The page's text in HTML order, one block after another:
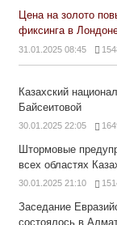
Цена на золото
фиксинга в
31.01.2025 08:45
Казахский
Байсеитовой
30.01.2025 22:05
Штормовые
всех областях
30.01.2025 21:10
Заседание
состоялось в